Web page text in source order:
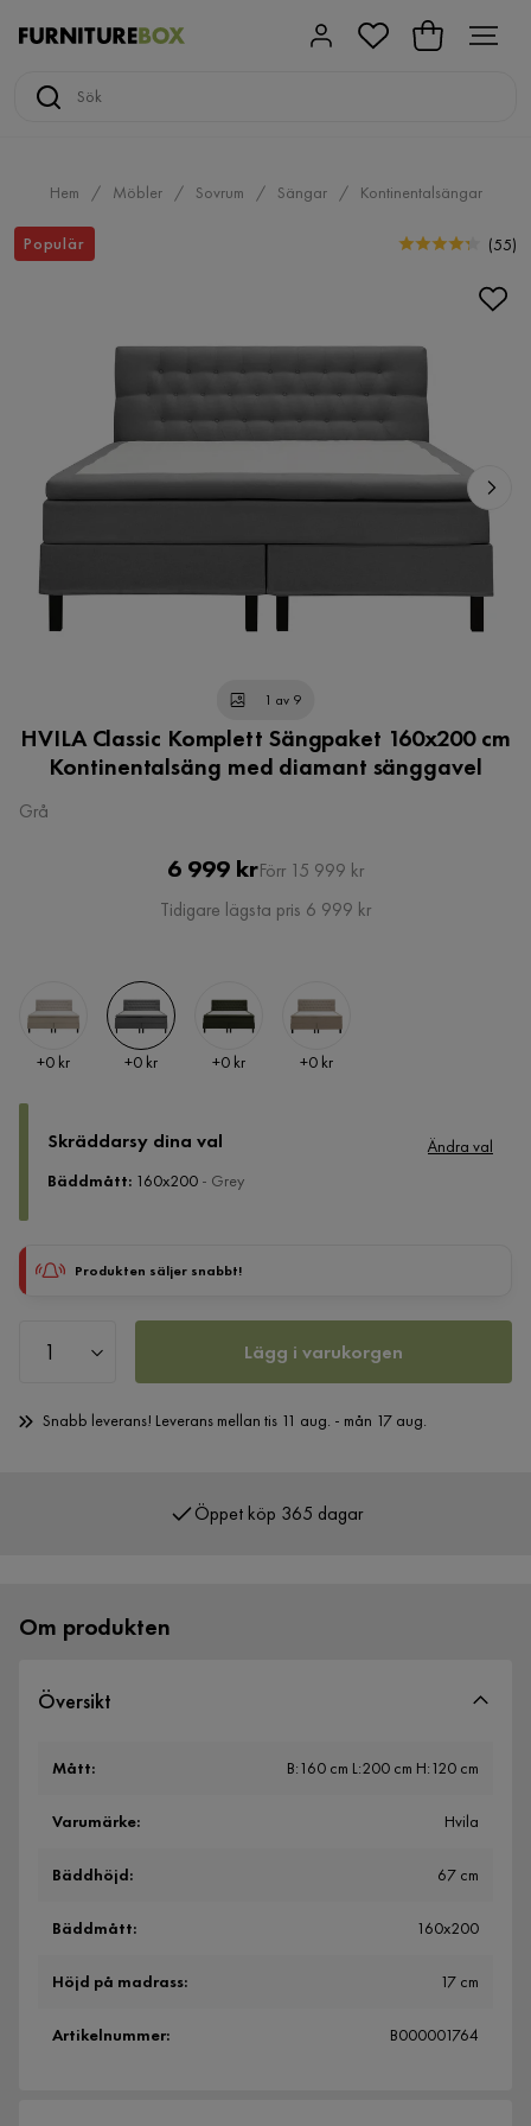
Hem Möbler Sovrum Sängar Kontinentalsängar
Populär (55)
1 av 9
HVILA Classic Komplett Sängpaket 160x200 cm
Kontinentalsäng med diamant sänggavel
Grå
Pris
6 999 krOriginal
Pris
Förr 15 999 kr
Tidigare lägsta pris 6 999 kr
Pris
+0 kr Pris
+0 kr Pris
+0 kr Pris
+0 kr
Skräddarsy dina val
Ändra val
Bäddmått: 160x200 - Grey
Produkten säljer snabbt!
Lägg i varukorgen
Snabb leverans! Leverans mellan tis 11 aug. - mån 17 aug.
Öppet köp 365 dagar
Om produkten
Översikt
Mått: B:160 cm L:200 cm H:120 cm
Varumärke: Hvila
Bäddhöjd: 67 cm
Bäddmått: 160x200
Höjd på madrass: 17 cm
Artikelnummer: B000001764